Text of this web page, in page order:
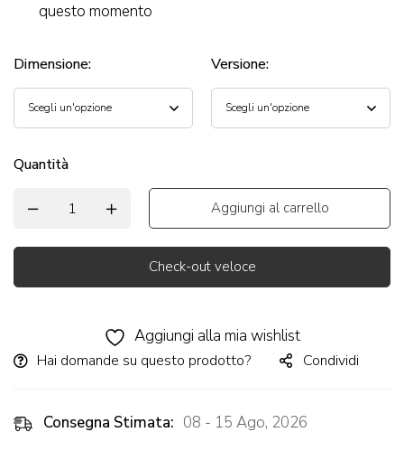
questo momento
Dimensione: Versione:
Quantità
Aggiungi al carrello
Check-out veloce
Aggiungi alla mia wishlist
Hai domande su questo prodotto? Condividi
Consegna Stimata: 08 - 15 Ago, 2026